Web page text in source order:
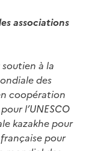
associations
à la
des
coopération
l’UNESCO
kazakhe pour
pour